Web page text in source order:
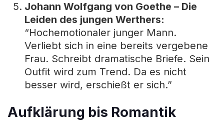
Johann Wolfgang von Goethe – Die
Leiden des jungen Werthers:
“Hochemotionaler junger Mann.
Verliebt sich in eine bereits vergebene
Frau. Schreibt dramatische Briefe. Sein
Outfit wird zum Trend. Da es nicht
besser wird, erschießt er sich.”
Aufklärung bis Romantik